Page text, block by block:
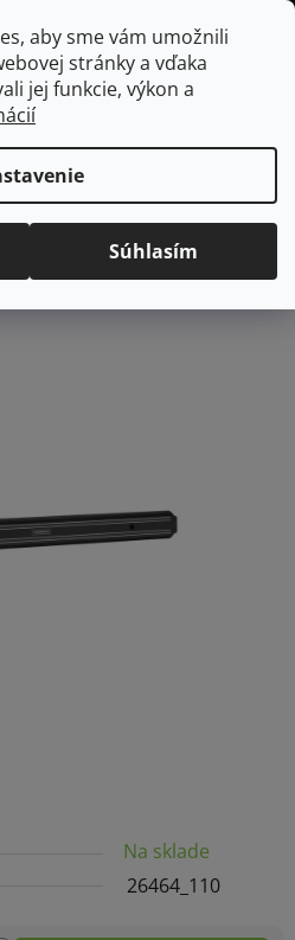
aby sme vám umožnili
stránky a vďaka
jej funkcie, výkon a
Súhlasím
Hľadať
na nože Tramontina Plenus -
Na sklade
26464_110
na nože
- 55cm
hodnotenia